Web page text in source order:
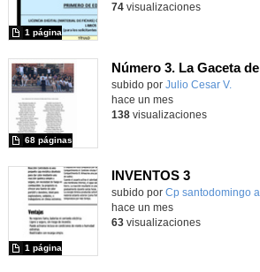
1 página
74visualizaciones
Número 3. La Gaceta
Contenido educativo.
subido por Julio Cesar V.
68 páginas
hace un mes
138visualizaciones
INVENTOS 3
Contenido educativo.
subido por Cp santodomingo
1 página
hace un mes
63visualizaciones